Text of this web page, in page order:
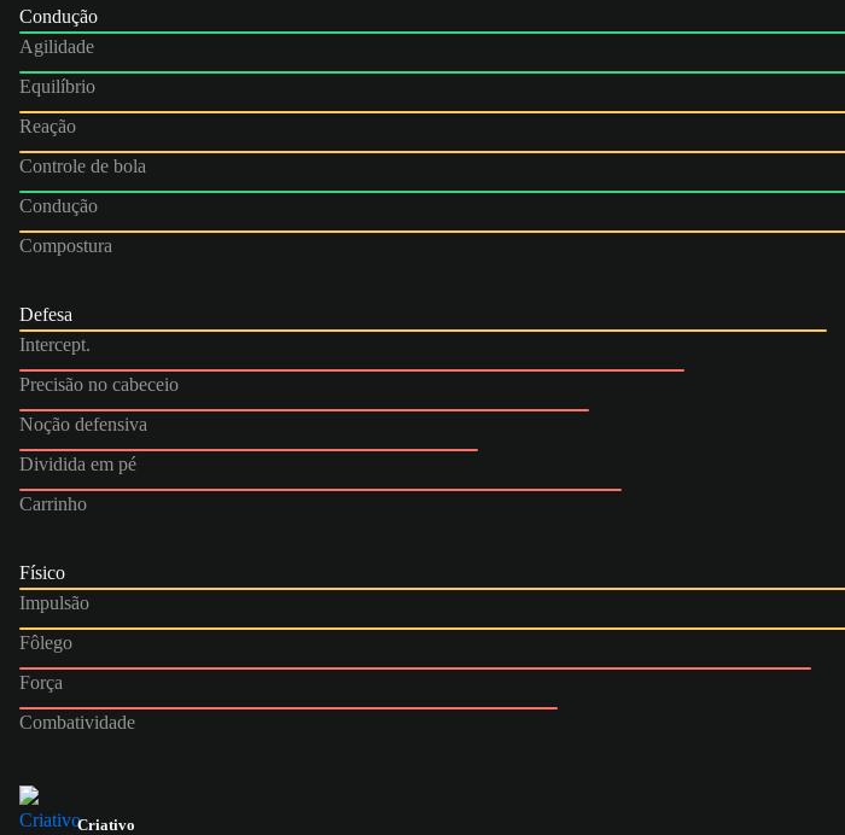
Condução
Agilidade
Equilíbrio
Reação
Controle de bola
Condução
Compostura
Defesa
Intercept.
Precisão no cabeceio
Noção defensiva
Dividida em pé
Carrinho
Físico
Impulsão
Fôlego
Força
Combatividade
Criativo